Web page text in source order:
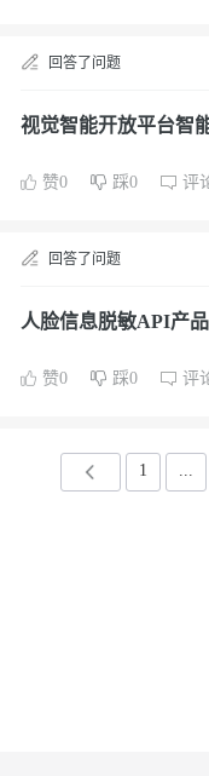
回答了问题
视觉智能开放平台智
赞0 踩0 评
回答了问题
人脸信息脱敏API产
赞0 踩0 评
1 ...